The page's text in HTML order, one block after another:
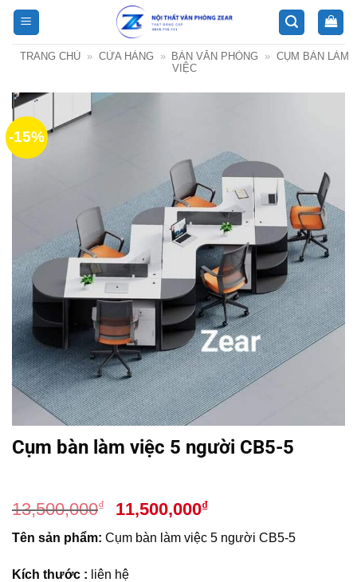
Bỏ
qua
nội
TRANG CHỦ » CỬA HÀNG » BÀN VĂN PHÒNG » CỤM BÀN LÀM
VIỆC
-15%
Cụm bàn làm việc 5 người CB5-5
13,500,000₫
Giá
gốc
là:
13,500,000₫.
11,500,000₫Giá
hiện
tại
Tên sản phẩm: Cụm bàn làm việc 5 người CB5-5
Kích thước : liên hệ